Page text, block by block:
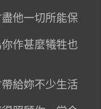
他一切所能保
作甚麼犧牲也
給妳不少生活